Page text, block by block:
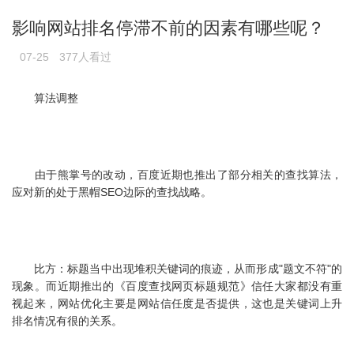
影响网站排名停滞不前的因素有哪些呢？
07-25 377人看过
算法调整
由于熊掌号的改动，百度近期也推出了部分相关的查找算法，
应对新的处于黑帽SEO边际的查找战略。
比方：标题当中出现堆积关键词的痕迹，从而形成"题文不符"的
现象。而近期推出的《百度查找网页标题规范》信任大家都没有重
视起来，网站优化主要是网站信任度是否提供，这也是关键词上升
排名情况有很的关系。